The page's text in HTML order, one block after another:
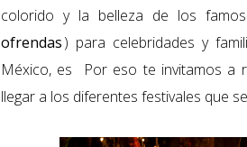
colorido y la belleza de los
ofrendas) para celebridades y
México, es Por eso te invitamos a
llegar a los diferentes festivales que